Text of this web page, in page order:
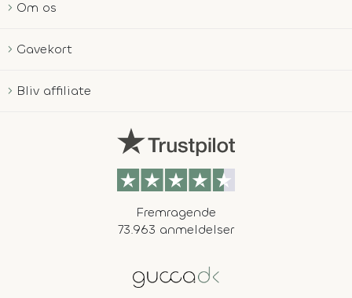
Om os
Gavekort
Bliv affiliate
Fremragende
73.963 anmeldelser